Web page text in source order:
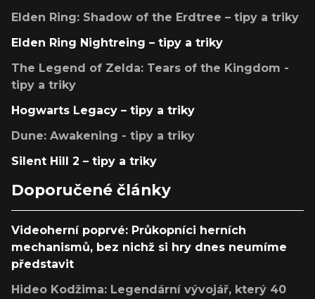
Elden Ring: Shadow of the Erdtree – tipy a triky
Elden Ring Nightreing – tipy a triky
The Legend of Zelda: Tears of the Kingdom -
tipy a triky
Hogwarts Legacy – tipy a triky
Dune: Awakening - tipy a triky
Silent Hill 2 – tipy a triky
Doporučené články
Videoherní poprvé: Průkopníci herních
mechanismů, bez nichž si hry dnes neumíme
představit
Hideo Kodžima: Legendární vývojář, který 40